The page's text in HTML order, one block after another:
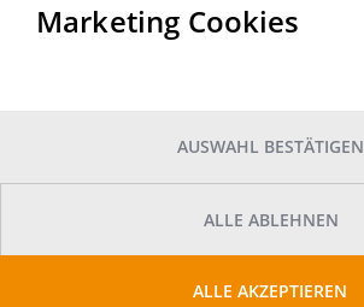
Marketing Cookies
AUSWAHL BESTÄTIGEN
ALLE ABLEHNEN
ALLE AKZEPTIEREN